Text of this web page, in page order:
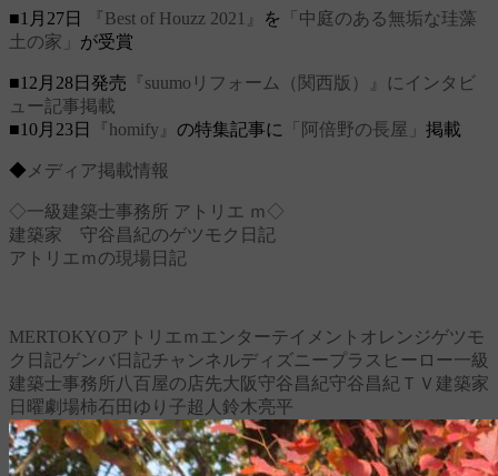
■1月27日 『Best of Houzz 2021』 を
「中庭のある無垢な珪藻
土の家」 が受賞
■12月28日発売 『suumoリフォーム（関西版）』にインタビ
ュー記事掲載
■10月23日
『homify』 の特集記事に 「阿倍野の長屋」 掲載
◆ メディア掲載情報
◇一級建築士事務所 アトリエ ｍ◇
建築家 守谷昌紀のゲツモク日記
アトリエｍの現場日記
MERTOKYOアトリエｍ エンターテイメント オレンジゲツモ
ク日記ゲンバ日記チャンネルディズニープラス ヒーロー一級
建築士事務所 八百屋の店先大阪守谷昌紀守谷昌紀ＴＶ 建築家
日曜劇場柿石田ゆり子超人 鈴木亮平